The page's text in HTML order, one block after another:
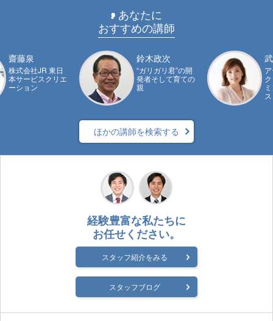
あなたに
おすすめの講師
齋藤泉
株式会社JR 東日
本サービスクリエ
ーション
鈴木政次
“ガリガリ君”の開
発者そして育ての
親
ほかの講師を検索する
経験豊富な私たちに
お任せください。
スタッフ紹介をみる
スタッフブログ